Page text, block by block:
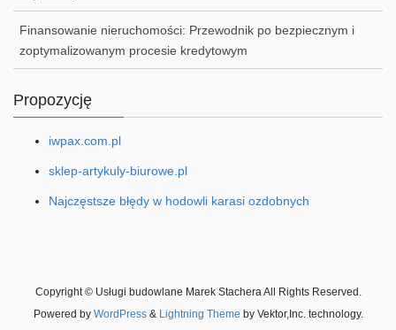
Finansowanie nieruchomości: Przewodnik po bezpiecznym i
zoptymalizowanym procesie kredytowym
Propozycję
iwpax.com.pl
sklep-artykuly-biurowe.pl
Najczęstsze błędy w hodowli karasi ozdobnych
Copyright © Usługi budowlane Marek Stachera All Rights Reserved.
Powered by WordPress& Lightning Theme by Vektor,Inc. technology.